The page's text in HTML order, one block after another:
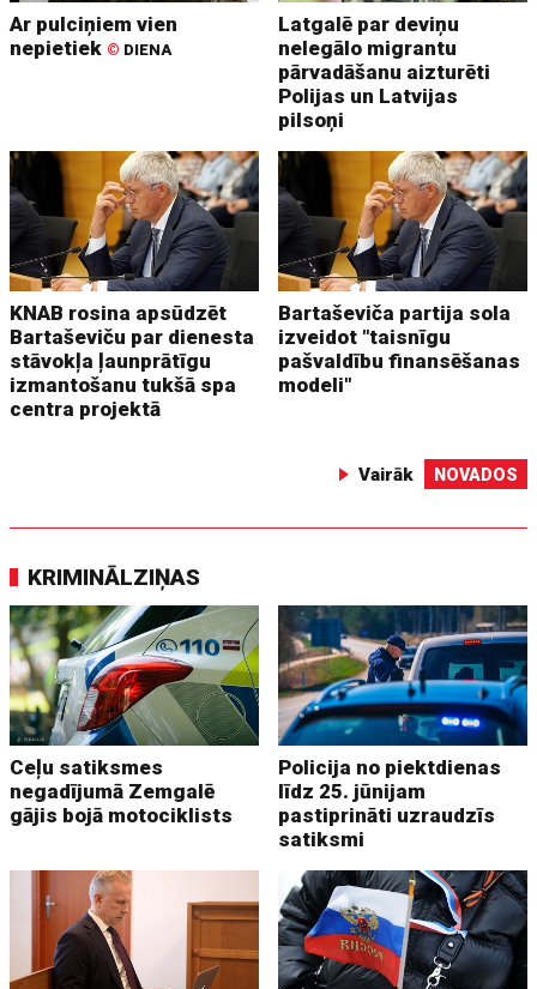
Ar pulciņiem vien
nepietiek © DIENA
Latgalē par deviņu
nelegālo migrantu
pārvadāšanu aizturēti
Polijas un Latvijas
pilsoņi
KNAB rosina apsūdzēt
Bartaševiču par dienesta
stāvokļa ļaunprātīgu
izmantošanu tukšā spa
centra projektā
Bartaševiča partija sola
izveidot "taisnīgu
pašvaldību finansēšanas
modeli"
Vairāk NOVADOS
KRIMINĀLZIŅAS
Ceļu satiksmes
negadījumā Zemgalē
gājis bojā motociklists
Policija no piektdienas
līdz 25. jūnijam
pastiprināti uzraudzīs
satiksmi